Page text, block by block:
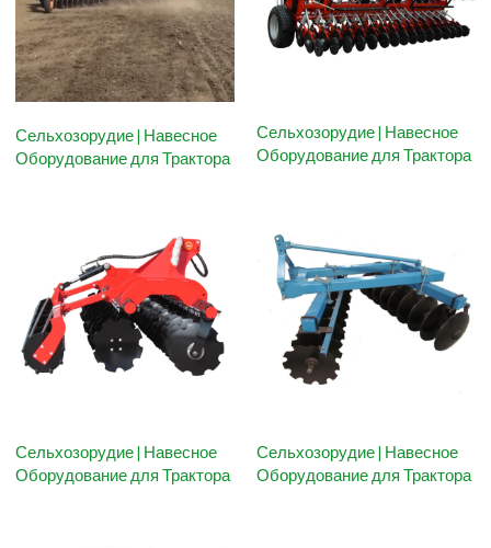
Сельхозорудие | Навесное
Оборудование для Трактора
Сельхозорудие | Навесное
Оборудование для Трактора
Сельхозорудие | Навесное
Оборудование для Трактора
Сельхозорудие | Навесное
Оборудование для Трактора